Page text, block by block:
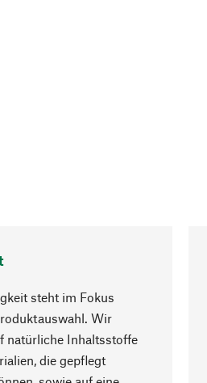
steht im Fokus
Wir
natürliche Inhaltsstoffe
die gepflegt